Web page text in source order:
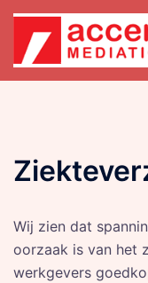
Skip
content
Wij zien dat
oorzaak is van het
werkgevers